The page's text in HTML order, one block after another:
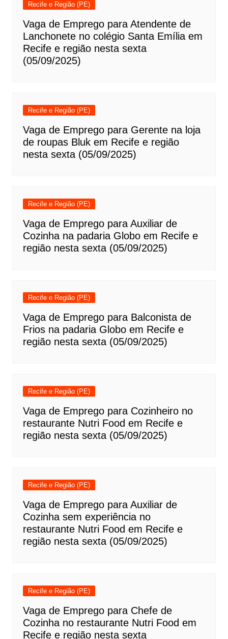
Recife e Região (PE)
Vaga de Emprego para Atendente de
Lanchonete no colégio Santa Emília em
Recife e região nesta sexta
(05/09/2025)
Recife e Região (PE)
Vaga de Emprego para Gerente na loja
de roupas Bluk em Recife e região
nesta sexta (05/09/2025)
Recife e Região (PE)
Vaga de Emprego para Auxiliar de
Cozinha na padaria Globo em Recife e
região nesta sexta (05/09/2025)
Recife e Região (PE)
Vaga de Emprego para Balconista de
Frios na padaria Globo em Recife e
região nesta sexta (05/09/2025)
Recife e Região (PE)
Vaga de Emprego para Cozinheiro no
restaurante Nutri Food em Recife e
região nesta sexta (05/09/2025)
Recife e Região (PE)
Vaga de Emprego para Auxiliar de
Cozinha sem experiência no
restaurante Nutri Food em Recife e
região nesta sexta (05/09/2025)
Recife e Região (PE)
Vaga de Emprego para Chefe de
Cozinha no restaurante Nutri Food em
Recife e região nesta sexta